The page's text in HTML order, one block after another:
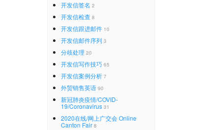
开发信签名 2
开发信检查 8
开发信跟进邮件 10
开发信邮件序列 3
分歧处理 20
开发信写作技巧 65
开发信案例分析 7
外贸销售英语 90
新冠肺炎疫情/COVID-
19/Coronavirus 31
2020在线/网上广交会 Online
Canton Fair 8